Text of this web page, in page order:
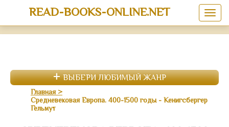
READ-BOOKS-ONLINE.NET
ВЫБЕРИ ЛЮБИМЫЙ ЖАНР
Главная
Средневековая Европа. 400-1500 годы - Кенигсбергер
Гельмут